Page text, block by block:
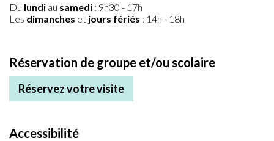
Du lundi au samedi : 9h30 - 17h
Les dimanches et jours fériés : 14h - 18h
Réservation de groupe et/ou scolaire
Réservez votre visite
Accessibilité